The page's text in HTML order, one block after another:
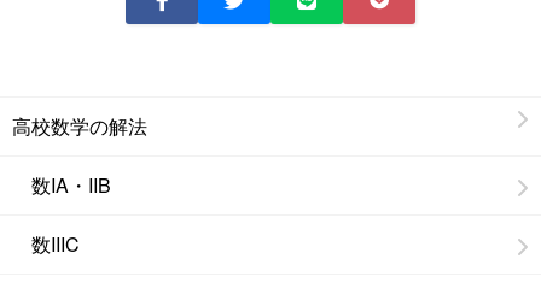
高校数学の解法
数IA・IIB
数IIIC